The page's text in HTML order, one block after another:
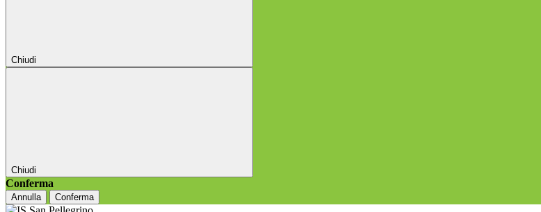
Chiudi
Chiudi
Conferma
Annulla Conferma